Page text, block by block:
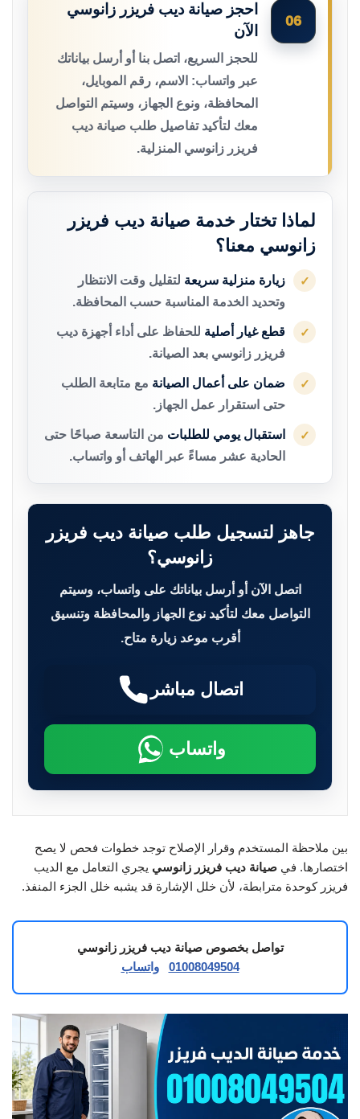
06
احجز صيانة ديب فريزر زانوسي
الآن
للحجز السريع، اتصل بنا أو أرسل بياناتك
عبر واتساب: الاسم، رقم الموبايل،
المحافظة، ونوع الجهاز، وسيتم التواصل
معك لتأكيد تفاصيل طلب صيانة ديب
فريزر زانوسي المنزلية.
لماذا تختار خدمة صيانة ديب فريزر
زانوسي معنا؟
✓ زيارة منزلية سريعة لتقليل وقت الانتظار
وتحديد الخدمة المناسبة حسب المحافظة.
✓ قطع غيار أصلية للحفاظ على أداء أجهزة ديب
فريزر زانوسي بعد الصيانة.
✓ ضمان على أعمال الصيانة مع متابعة الطلب
حتى استقرار عمل الجهاز.
✓ استقبال يومي للطلبات من التاسعة صباحًا حتى
الحادية عشر مساءً عبر الهاتف أو واتساب.
جاهز لتسجيل طلب صيانة ديب فريزر
زانوسي؟
اتصل الآن أو أرسل بياناتك على واتساب، وسيتم
التواصل معك لتأكيد نوع الجهاز والمحافظة وتنسيق
أقرب موعد زيارة متاح.
اتصال مباشر
واتساب
بين ملاحظة المستخدم وقرار الإصلاح توجد خطوات فحص لا يصح
اختصارها. في صيانة ديب فريزر زانوسي يجري التعامل مع الديب
فريزر كوحدة مترابطة، لأن خلل الإشارة قد يشبه خلل الجزء المنفذ.
تواصل بخصوص صيانة ديب فريزر زانوسي
01008049504
واتساب